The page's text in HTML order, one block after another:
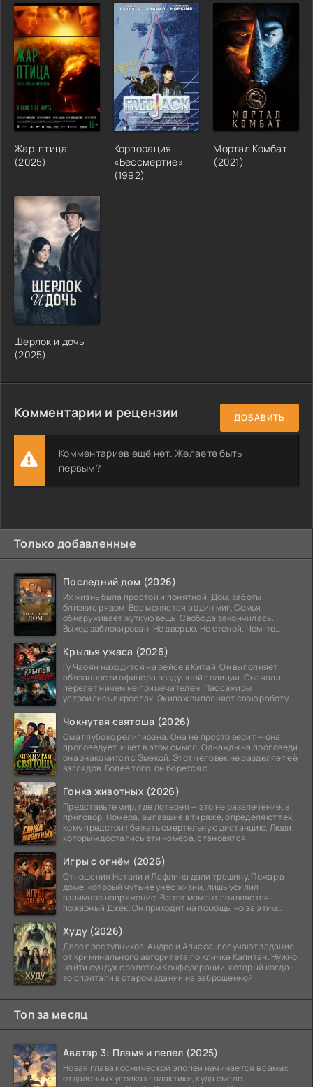
Жар-птица
(2025)
Корпорация
«Бессмертие»
(1992)
Мортал Комбат
(2021)
Шерлок и дочь
(2025)
Комментарии и рецензии ДОБАВИТЬ
Комментариев ещё нет. Желаете быть
первым?
Только добавленные
Последний дом (2026)
Их жизнь была простой и понятной. Дом, заботы,
близкие рядом. Все меняется в один миг. Семья
обнаруживает жуткую вещь. Свобода закончилась.
Выход заблокирован. Не дверью. Не стеной. Чем-то
Крылья ужаса (2026)
Гу Чаоян находится на рейсе в Китай. Он выполняет
обязанности офицера воздушной полиции. Сначала
перелет ничем не примечателен. Пассажиры
устроились в креслах. Экипаж выполняет свою работу.
Чокнутая святоша (2026)
Ома глубоко религиозна. Она не просто верит — она
проповедует, ищет в этом смысл. Однажды на проповеди
она знакомится с Эмекой. Этот человек не разделяет её
взглядов. Более того, он борется с
Гонка животных (2026)
Представьте мир, где лотерея — это не развлечение, а
приговор. Номера, выпавшие в тираже, определяют тех,
кому предстоит бежать смертельную дистанцию. Люди,
которым достались эти номера, становятся
Игры с огнём (2026)
Отношения Натали и Лафлина дали трещину. Пожар в
доме, который чуть не унёс жизни, лишь усилил
взаимное напряжение. В этот момент появляется
пожарный Джек. Он приходит на помощь, но за этим
Худу (2026)
Двое преступников, Андре и Алисса, получают задание
от криминального авторитета по кличке Капитан. Нужно
найти сундук с золотом Конфедерации, который когда-
то спрятали в старом здании на заброшенной
Топ за месяц
Аватар 3: Пламя и пепел (2025)
Новая глава космической эпопеи начинается в самых
отдаленных уголках галактики, куда смело